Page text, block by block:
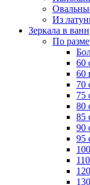
Из
Зеркала в
По
60
60
70
75
80
85
90
95